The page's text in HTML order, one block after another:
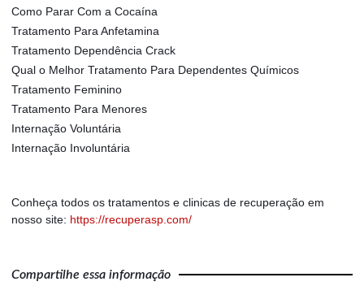
Como Parar Com a Cocaína
Tratamento Para Anfetamina
Tratamento Dependência Crack
Qual o Melhor Tratamento Para Dependentes Químicos
Tratamento Feminino
Tratamento Para Menores
Internação Voluntária
Internação Involuntária
Conheça todos os tratamentos e clinicas de recuperação em
nosso site: https://recuperasp.com/
Compartilhe essa informação